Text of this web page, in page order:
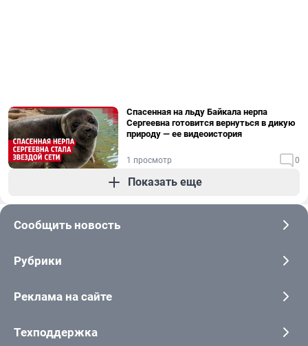
Спасенная на льду Байкала нерпа
Сергеевна готовится вернуться в дикую
природу — ее видеоистория
1 просмотр 0
Показать еще
Сообщить новость
Рубрики
Реклама на сайте
Техподдержка